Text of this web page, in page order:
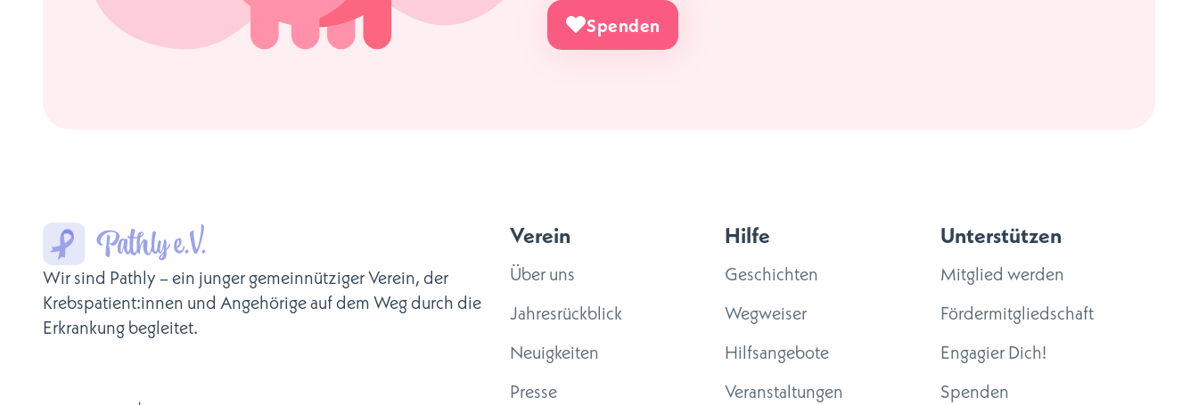
Spenden
Wir sind Pathly – ein junger gemeinnütziger Verein, der
Krebspatient:innen und Angehörige auf dem Weg durch die
Erkrankung begleitet.
Verein
Über uns
Jahresrückblick
Neuigkeiten
Presse
Hilfe
Geschichten
Wegweiser
Hilfsangebote
Veranstaltungen
Unterstützen
Mitglied werden
Fördermitgliedschaft
Engagier Dich!
Spenden